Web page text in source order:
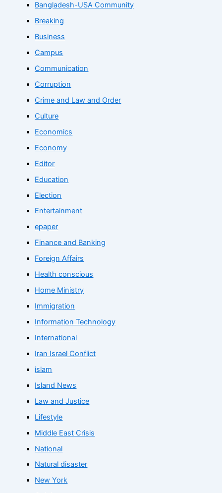
Bangladesh-USA Community
Breaking
Business
Campus
Communication
Corruption
Crime and Law and Order
Culture
Economics
Economy
Editor
Education
Election
Entertainment
epaper
Finance and Banking
Foreign Affairs
Health conscious
Home Ministry
Immigration
Information Technology
International
Iran Israel Conflict
islam
Island News
Law and Justice
Lifestyle
Middle East Crisis
National
Natural disaster
New York